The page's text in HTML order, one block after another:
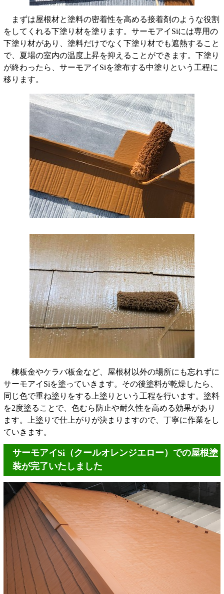
まずは屋根材と塗料の密着性を高める接着剤のような役割
をしてくれる下塗り材を塗ります。サーモアイSiには専用の
下塗り材があり、塗料だけでなく下塗り材でも遮熱すること
で、夏場の室内の温度上昇を抑えることができます。下塗り
が終わったら、サーモアイSiを塗布する中塗りという工程に
移ります。
棟板金やケラバ板金など、屋根材以外の場所にも忘れずに
サーモアイSiを塗っていきます。その後塗料が乾燥したら、
同じ色で重ね塗りをする上塗りという工程を行います。塗料
を2度塗ることで、色むら防止や耐久性を高める効果があり
ます。上塗りで仕上がりが決まりますので、丁寧に作業をし
ていきます。
サーモアイSi（クールオレンジエロー）での屋根塗
装が完了いたしました